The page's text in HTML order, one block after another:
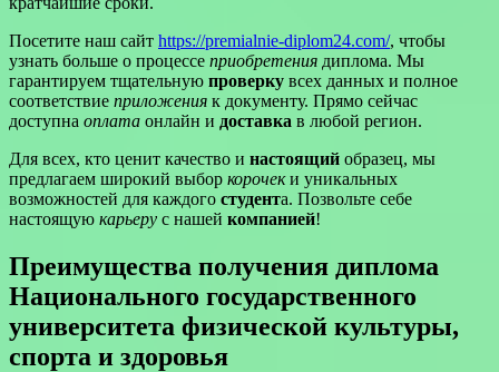
Посетите наш сайт https://premialnie-diplom24.com/, чтобы
узнать больше о процессе приобретения диплома. Мы
гарантируем тщательную проверку всех данных и полное
соответствие приложения к документу. Прямо сейчас
доступна оплата онлайн и доставка в любой регион.
Для всех, кто ценит качество и настоящий образец, мы
предлагаем широкий выбор корочеки уникальных
возможностей для каждого студента. Позвольте себе
настоящую карьеру с нашей компанией!
Преимущества получения диплома
Национального государственного
университета физической культуры,
спорта и здоровья